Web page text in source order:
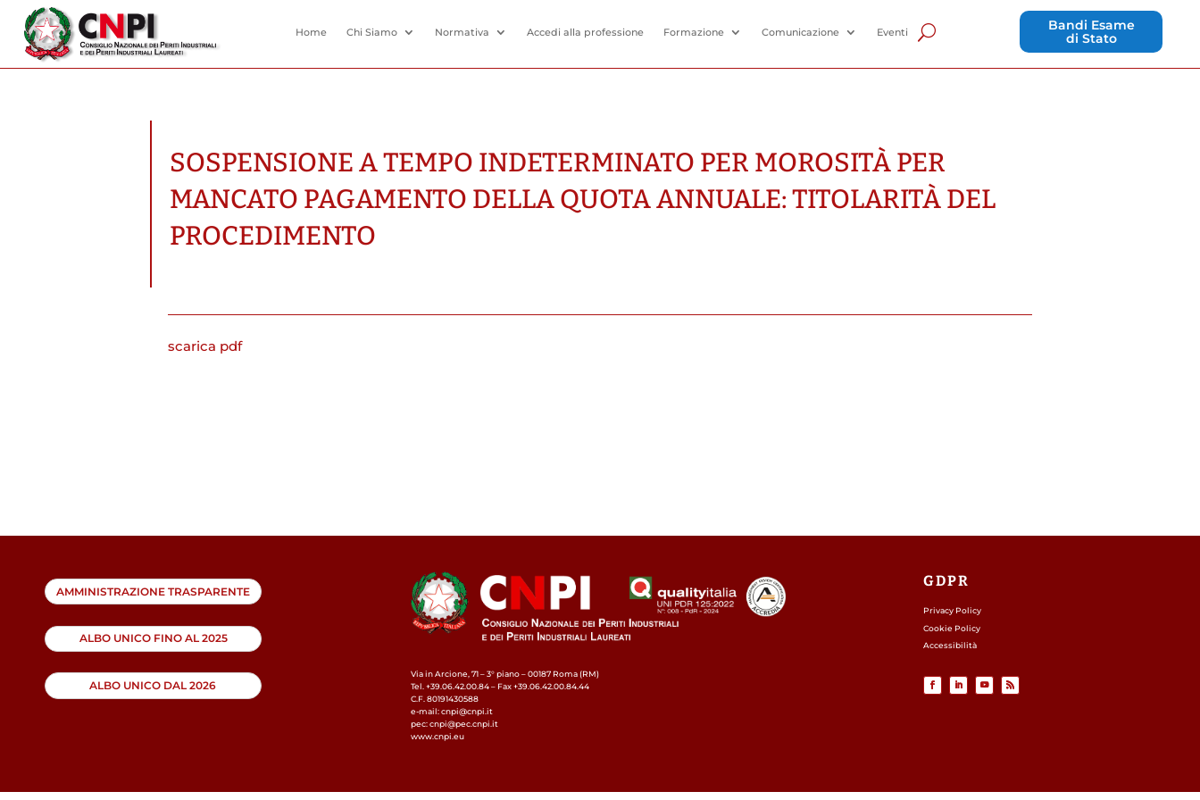
Home Chi Siamo Normativa Accedi alla professione Formazione Comunicazione Eventi
Bandi Esame
di Stato
SOSPENSIONE A TEMPO INDETERMINATO PER MOROSITÀ PER
MANCATO PAGAMENTO DELLA QUOTA ANNUALE: TITOLARITÀ DEL
PROCEDIMENTO
scarica pdf
AMMINISTRAZIONE TRASPARENTE
ALBO UNICO FINO AL 2025
ALBO UNICO DAL 2026
Via in Arcione, 71 – 3° piano – 00187 Roma (RM)
Tel. +39.06.42.00.84 – Fax +39.06.42.00.84.44
C.F. 80191430588
e-mail: cnpi@cnpi.it
pec: cnpi@pec.cnpi.it
www.cnpi.eu
GDPR
Privacy Policy
Cookie Policy
Accessibilità